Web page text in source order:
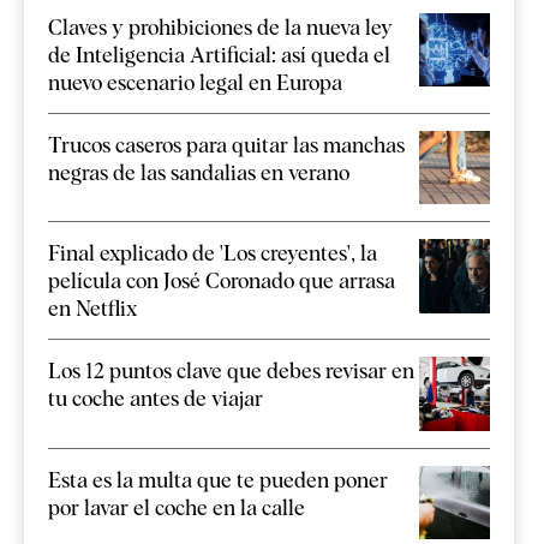
Claves y prohibiciones de la nueva ley
de Inteligencia Artificial: así queda el
nuevo escenario legal en Europa
Trucos caseros para quitar las manchas
negras de las sandalias en verano
Final explicado de 'Los creyentes', la
película con José Coronado que arrasa
en Netflix
Los 12 puntos clave que debes revisar en
tu coche antes de viajar
Esta es la multa que te pueden poner
por lavar el coche en la calle